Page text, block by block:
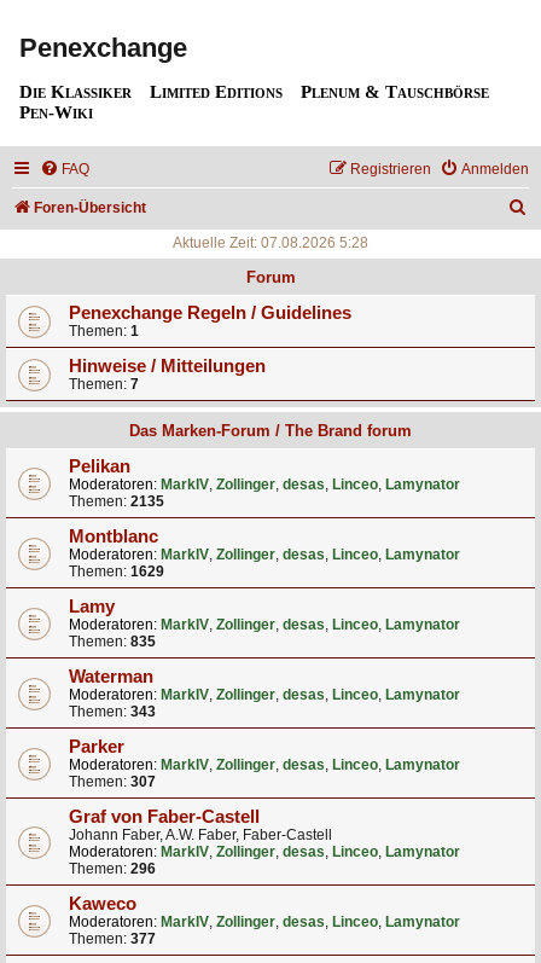
Penexchange
Die Klassiker Limited Editions
Plenum & Tauschbörse
Pen-Wiki
FAQ Anmelden
Registrieren
Foren-Übersicht
Aktuelle Zeit: 07.08.2026 5:28
Forum
Penexchange Regeln / Guidelines
Themen: 1
Hinweise / Mitteilungen
Themen: 7
Das Marken-Forum / The Brand forum
Pelikan
Moderatoren: MarkIV, Zollinger, desas, Linceo, Lamynator
Themen: 2135
Montblanc
Moderatoren: MarkIV, Zollinger, desas, Linceo, Lamynator
Themen: 1629
Lamy
Moderatoren: MarkIV, Zollinger, desas, Linceo, Lamynator
Themen: 835
Waterman
Moderatoren: MarkIV, Zollinger, desas, Linceo, Lamynator
Themen: 343
Parker
Moderatoren: MarkIV, Zollinger, desas, Linceo, Lamynator
Themen: 307
Graf von Faber-Castell
Johann Faber, A.W. Faber, Faber-Castell
Moderatoren: MarkIV, Zollinger, desas, Linceo, Lamynator
Themen: 296
Kaweco
Moderatoren: MarkIV, Zollinger, desas, Linceo, Lamynator
Themen: 377